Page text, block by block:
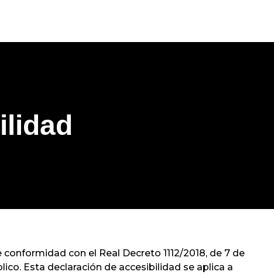
con el Real Decreto 1112/2018, de 7 de
Esta declaración de accesibilidad se aplica a